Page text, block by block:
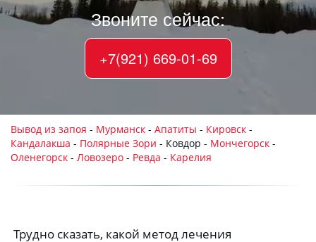
Звоните сейчас:
+7(921) 669-01-69
Вывод из запоя - Мурманск - Апатиты - Кировск
Кандалакша - Полярные Зори - Ковдор - Мончегорск
Оленегорск - Ловозеро - Ревда - Карелия